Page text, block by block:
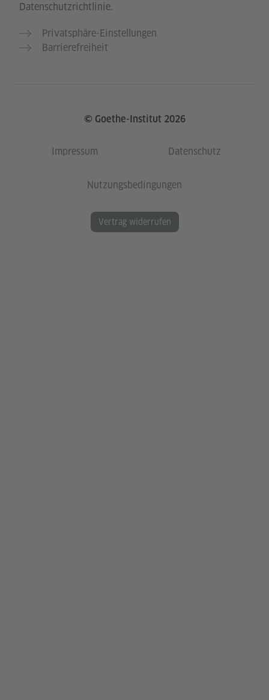
Datenschutzrichtlinie.
Privatsphäre-Einstellungen
Barrierefreiheit
© Goethe-Institut 2026
Impressum Datenschutz
Nutzungsbedingungen
Vertrag widerrufen